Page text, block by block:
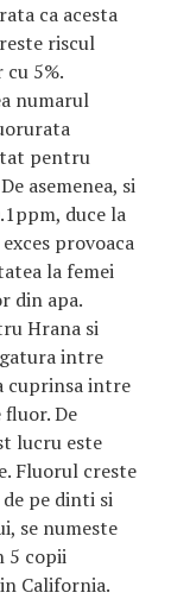
ca acesta
riscul
5%.
numarul
pentru
asemenea, si
duce la
provoaca
la femei
din apa.
Hrana si
intre
cuprinsa intre
fluor. De
lucru este
Fluorul creste
pe dinti si
se numeste
5 copii
California.